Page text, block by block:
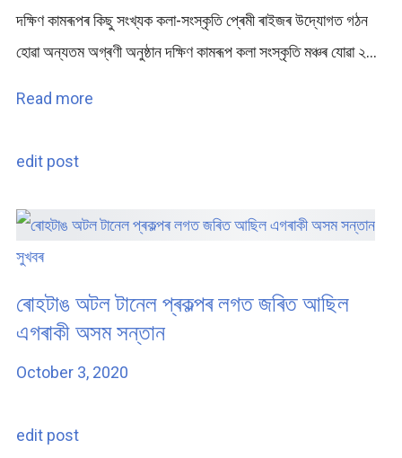
দক্ষিণ কামৰূপৰ কিছু সংখ্যক কলা-সংস্কৃতি প্ৰেমী ৰাইজৰ উদ্যোগত গঠন
হোৱা অন্যতম অগ্ৰণী অনুষ্ঠান দক্ষিণ কামৰূপ কলা সংস্কৃতি মঞ্চৰ যোৱা ২…
Read more
edit post
সুখবৰ
ৰোহটাঙ অটল টানেল প্ৰকল্পৰ লগত জৰিত আছিল
এগৰাকী অসম সন্তান
October 3, 2020
edit post